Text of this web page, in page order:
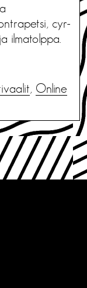
cyr-
ilmatolppa.
, Online